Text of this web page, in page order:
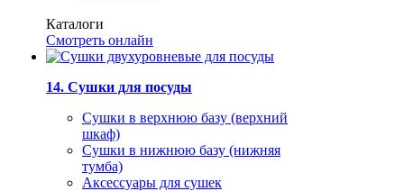
Каталоги
Смотреть онлайн
14. Сушки для посуды
Сушки в верхнюю базу (верхний
шкаф)
Сушки в нижнюю базу (нижняя
тумба)
Аксессуары для сушек